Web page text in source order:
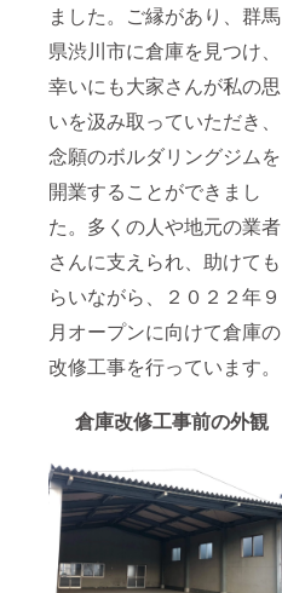
ました。ご縁があり、群馬
県渋川市に倉庫を見つけ、
幸いにも大家さんが私の思
いを汲み取っていただき、
念願のボルダリングジムを
開業することができまし
た。多くの人や地元の業者
さんに支えられ、助けても
らいながら、２０２２年９
月オープンに向けて倉庫の
改修工事を行っています。
倉庫改修工事前の外観